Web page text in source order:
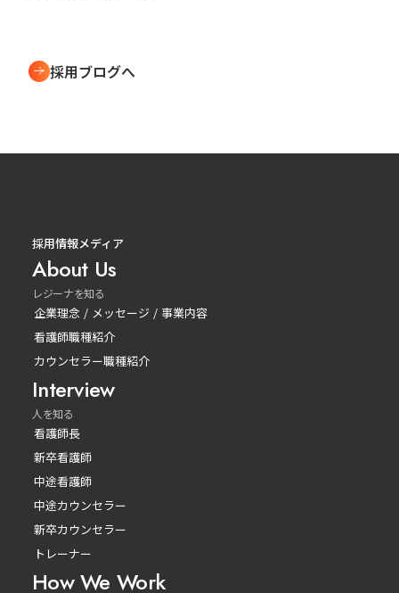
採用ブログへ
採用情報メディア
About Us
レジーナを知る
企業理念 / メッセージ / 事業内容
看護師職種紹介
カウンセラー職種紹介
Interview
人を知る
看護師長
新卒看護師
中途看護師
中途カウンセラー
新卒カウンセラー
トレーナー
How We Work